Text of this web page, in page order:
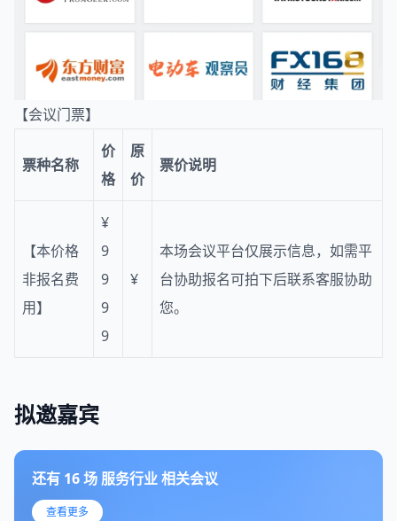
【会议门票】
票种名称
价
格
原
价
票价说明
【本价格
非报名费
用】
¥
9
9
9
9
¥
本场会议平台仅展示信息，如需平
台协助报名可拍下后联系客服协助
您。
拟邀嘉宾
还有 16场 服务行业相关会议
查看更多